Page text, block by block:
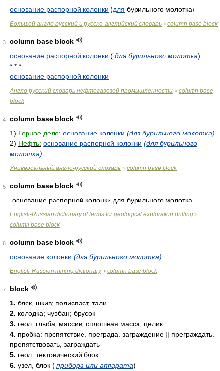
основание распорной колонки (для бурильного молотка)
Большой англо-русский и русско-английский словарь > column base block
3
column base block
основание распорной колонки ( для бурильного молотка)
* * *
основание распорной колонки
Англо-русский словарь нефтегазовой промышленности > column base
block
4
column base block
1) Горное дело: основание колонки (для бурильного молотка)
2) Нефть: основание распорной колонки (для бурильного
молотка)
Универсальный англо-русский словарь > column base block
5
column base block
основание распорной колонки для бурильного молотка.
English-Russian dictionary of terms for geological exploration drilling >
column base block
6
column base block
основание колонки (для бурильного молотка)
English-Russian mining dictionary> column base block
7
block
1. блок, шкив; полиспаст, тали
2. колодка; чурбан; брусок
3. геол. глыба, массив, сплошная масса; целик
4. пробка; препятствие, преграда, заграждение || преграждать,
препятствовать, заграждать
5. геол. тектонический блок
6. узел, блок ( прибора или аппарата)